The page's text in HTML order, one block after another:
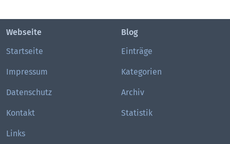
Webseite
Startseite
Impressum
Datenschutz
Kontakt
Links
Blog
Einträge
Kategorien
Archiv
Statistik